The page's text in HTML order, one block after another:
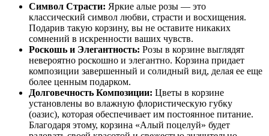
Символ Страсти: Яркие алые розы — это
классический символ любви, страсти и восхищения.
Подарив такую корзину, вы не оставите никаких
сомнений в искренности ваших чувств.
Роскошь и Элегантность: Розы в корзине выглядят
невероятно роскошно и элегантно. Корзина придает
композиции завершенный и солидный вид, делая ее еще
более ценным подарком.
Долговечность Композиции: Цветы в корзине
установлены во влажную флористическую губку
(оазис), которая обеспечивает им постоянное питание.
Благодаря этому, корзина «Алый поцелуй» будет